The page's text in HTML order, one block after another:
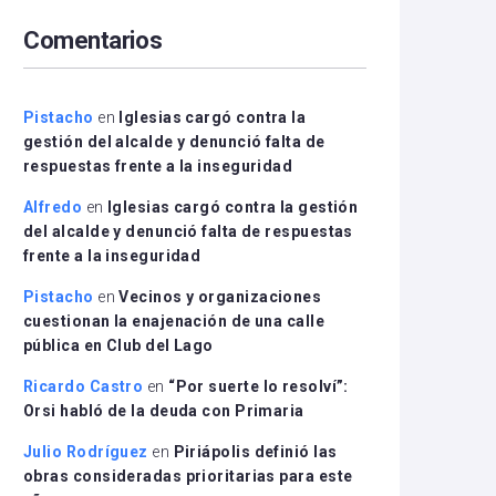
disminuir
el
Comentarios
Pistacho en
Iglesias cargó contra la
gestión del alcalde y denunció falta de
respuestas frente a la inseguridad
Alfredo en
Iglesias cargó contra la gestión
del alcalde y denunció falta de respuestas
frente a la inseguridad
Pistacho enVecinos y organizaciones
cuestionan la enajenación de una calle
pública en Club del Lago
Ricardo Castro en “Por suerte lo resolví”:
Orsi habló de la deuda con Primaria
Julio Rodríguez en Piriápolis definió las
obras consideradas prioritarias para este